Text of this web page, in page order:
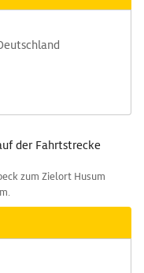
der Fahrtstrecke
zum Zielort Husum